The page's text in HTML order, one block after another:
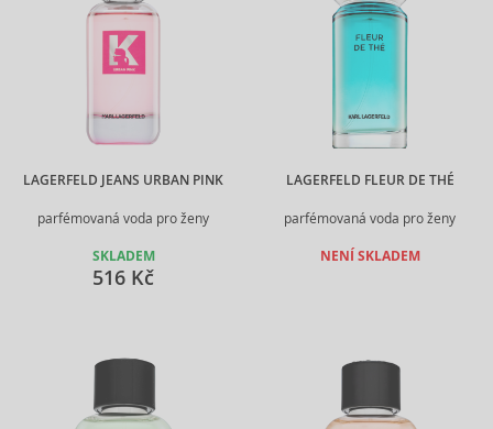
LAGERFELD JEANS URBAN PINK
parfémovaná voda pro ženy
SKLADEM
516 Kč
LAGERFELD FLEUR DE THÉ
parfémovaná voda pro ženy
NENÍ SKLADEM